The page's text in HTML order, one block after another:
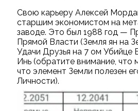
Свою карьеру Алексей
старшим экономистом на
заводе. Это был 1988 год —
Прямой Власти (Земля ян на
Удачи Друзья на 7 ом Убийце
Инь (обратите внимание, что
что элемент Земли полезен
Личности).